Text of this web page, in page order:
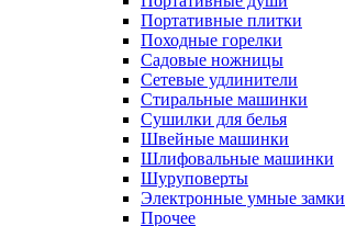
Портативные плитки
Походные горелки
Садовые ножницы
Сетевые удлинители
Стиральные машинки
Сушилки для белья
Швейные машинки
Шлифовальные машинки
Шуруповерты
Электронные умные замки
Прочее